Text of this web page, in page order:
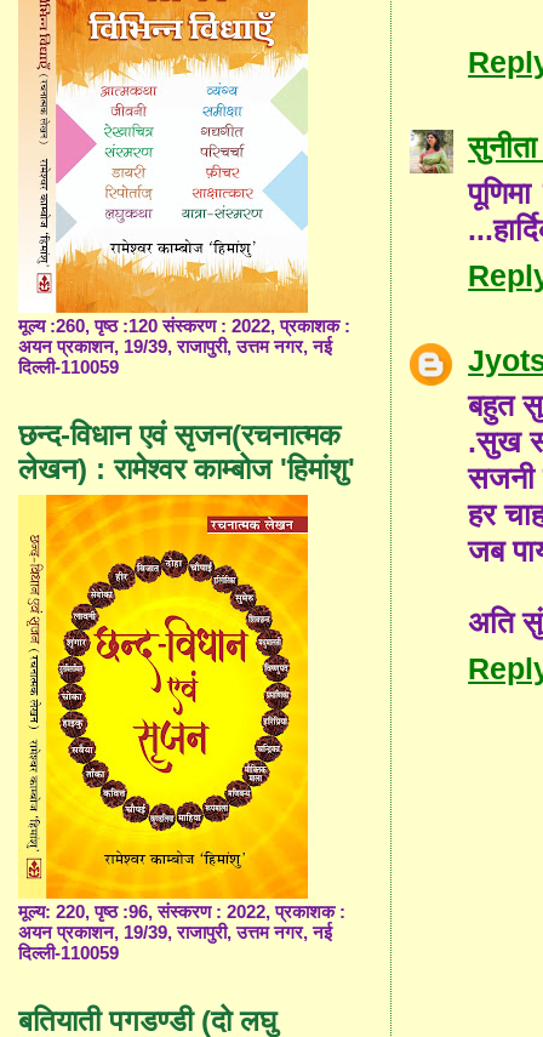
बहुत
.सुख
सजनी
हर
जब
अति
मूल्य :260, पृष्ठ :120 संस्करण : 2022, प्रकाशक :
अयन प्रकाशन, 19/39, राजापुरी, उत्तम नगर, नई
दिल्ली-110059
छन्द-विधान एवं सृजन(रचनात्मक
लेखन) : रामेश्वर काम्बोज 'हिमांशु'
मूल्य: 220, पृष्ठ :96, संस्करण : 2022, प्रकाशक :
अयन प्रकाशन, 19/39, राजापुरी, उत्तम नगर, नई
दिल्ली-110059
बतियाती पगडण्डी (दो लघु